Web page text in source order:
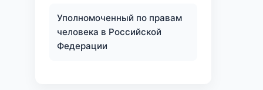
Уполномоченный по правам
человека в Российской
Федерации